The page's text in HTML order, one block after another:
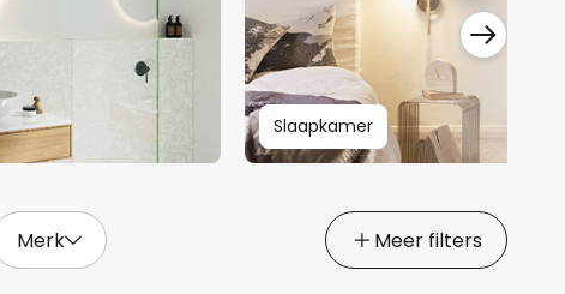
Slaapkamer
Merk Meer filters